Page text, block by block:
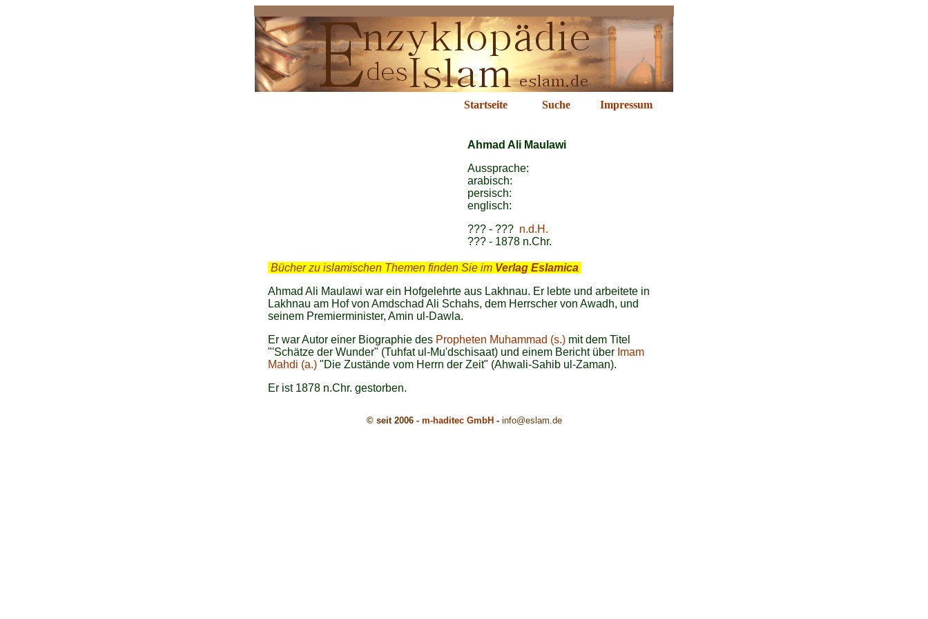
Startseite Suche Impressum
Ahmad Ali Maulawi
Aussprache:
arabisch:
persisch:
englisch:
??? - ??? n.d.H.
??? - 1878 n.Chr.
Bücher zu islamischen Themen finden Sie im Verlag Eslamica
Ahmad Ali Maulawi war ein Hofgelehrte aus Lakhnau. Er lebte und arbeitete in
Lakhnau am Hof von Amdschad Ali Schahs, dem Herrscher von Awadh, und
seinem Premierminister, Amin ul-Dawla.
Er war Autor einer Biographie des Propheten Muhammad (s.) mit dem Titel
"'Schätze der Wunder" (Tuhfat ul-Mu'dschisaat) und einem Bericht über Imam
Mahdi (a.) "Die Zustände vom Herrn der Zeit" (Ahwali-Sahib ul-Zaman).
Er ist 1878 n.Chr. gestorben.
© seit 2006 - m-haditec GmbH - info@eslam.de